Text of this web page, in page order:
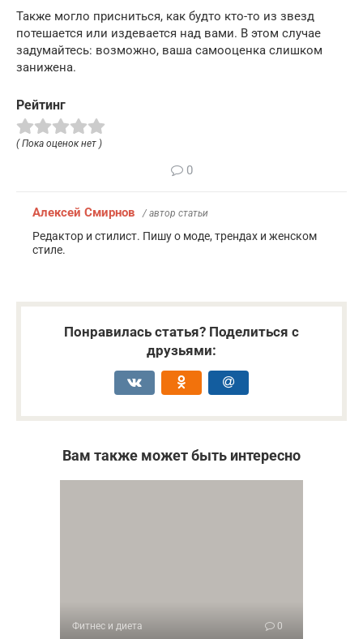
Также могло присниться, как будто кто-то из звезд
потешается или издевается над вами. В этом случае
задумайтесь: возможно, ваша самооценка слишком
занижена.
Рейтинг
( Пока оценок нет )
0
Алексей Смирнов / автор статьи
Редактор и стилист. Пишу о моде, трендах и женском
стиле.
Понравилась статья? Поделиться с
друзьями:
Вам также может быть интересно
Фитнес и диета 0